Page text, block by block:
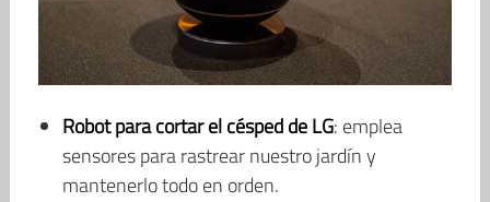
Robot para cortar el césped de LG: emplea
sensores para rastrear nuestro jardín y
mantenerlo todo en orden.